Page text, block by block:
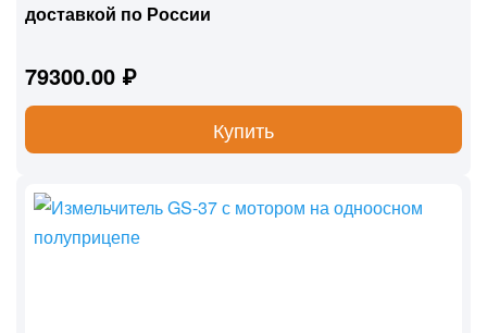
доставкой по России
79300.00 ₽
Купить